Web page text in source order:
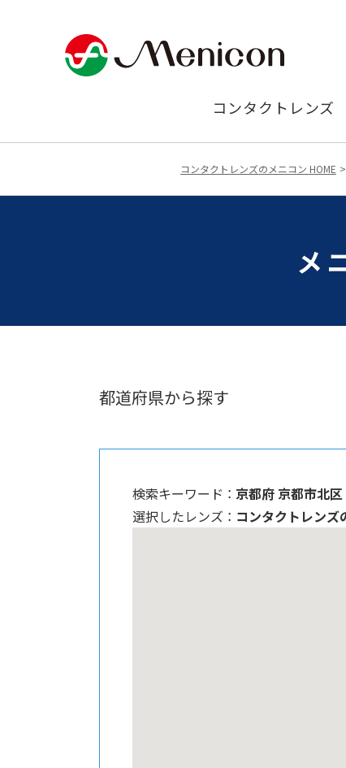
コンタクトレンズ
コンタクトレンズのメニコン HOME
メ
都道府県から探す
検索キーワード ： 京都府 京都市北区
選択したレンズ ： コンタクトレンズ